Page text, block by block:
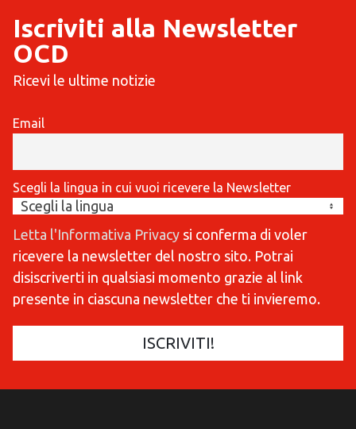
Iscriviti alla Newsletter
OCD
Ricevi le ultime notizie
Email
Scegli la lingua in cui vuoi ricevere la Newsletter
Letta l'Informativa Privacy si conferma di voler
ricevere la newsletter del nostro sito. Potrai
disiscriverti in qualsiasi momento grazie al link
presente in ciascuna newsletter che ti invieremo.